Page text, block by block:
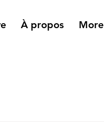
À propos More